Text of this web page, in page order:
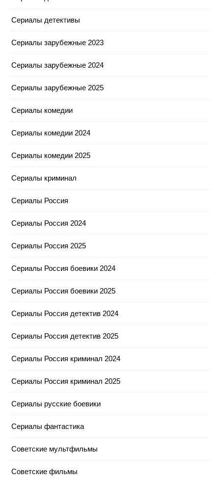
Сериалы детективы
Сериалы зарубежные 2023
Сериалы зарубежные 2024
Сериалы зарубежные 2025
Сериалы комедии
Сериалы комедии 2024
Сериалы комедии 2025
Сериалы криминал
Сериалы Россия
Сериалы Россия 2024
Сериалы Россия 2025
Сериалы Россия боевики 2024
Сериалы Россия боевики 2025
Сериалы Россия детектив 2024
Сериалы Россия детектив 2025
Сериалы Россия криминал 2024
Сериалы Россия криминал 2025
Сериалы русские боевики
Сериалы фантастика
Советские мультфильмы
Советские фильмы